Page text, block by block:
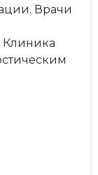
Врачи
Клиника